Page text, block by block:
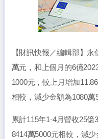
【財訊快報／編輯部】
萬元，和上個月的6億
1000元，較上月增加
相較，減少金額為1080萬
累計115年1-4月營收25
8414萬5000元相較，減